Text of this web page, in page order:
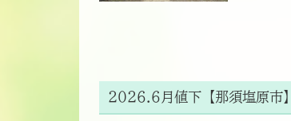
2026.6月値下【那須塩原市